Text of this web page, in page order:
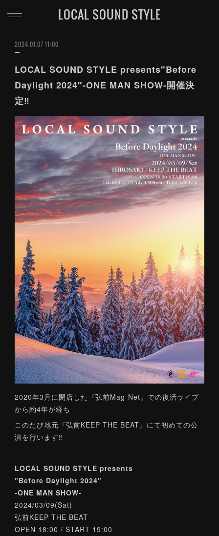
LOCAL SOUND STYLE
2024.01.07 11:00
LOCAL SOUND STYLE presents"Before
Daylight 2024"-ONE MAN SHOW-開催決
定‼
2020年3月に閉店した『弘前Mag-Net』での復活ライブ
から約4年が経ち
このたび地元『弘前KEEP THE BEAT』にて初めての公
演を行います‼
LOCAL SOUND STYLE presents
"Before Daylight 2024"
-ONE MAN SHOW-
2024/03/09(Sat)
弘前KEEP THE BEAT
OPEN 18:00 / START 19:00